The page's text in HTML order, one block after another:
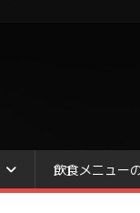
飲食メニュー